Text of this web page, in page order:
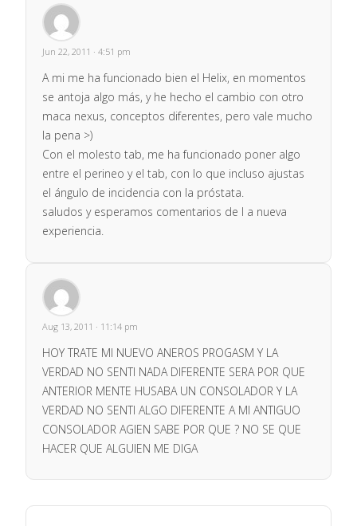
Jun 22, 2011 · 4:51 pm
A mi me ha funcionado bien el Helix, en momentos
se antoja algo más, y he hecho el cambio con otro
maca nexus, conceptos diferentes, pero vale mucho
la pena >)
Con el molesto tab, me ha funcionado poner algo
entre el perineo y el tab, con lo que incluso ajustas
el ángulo de incidencia con la próstata.
saludos y esperamos comentarios de l a nueva
experiencia.
Aug 13, 2011 · 11:14 pm
HOY TRATE MI NUEVO ANEROS PROGASM Y LA
VERDAD NO SENTI NADA DIFERENTE SERA POR QUE
ANTERIOR MENTE HUSABA UN CONSOLADOR Y LA
VERDAD NO SENTI ALGO DIFERENTE A MI ANTIGUO
CONSOLADOR AGIEN SABE POR QUE ? NO SE QUE
HACER QUE ALGUIEN ME DIGA